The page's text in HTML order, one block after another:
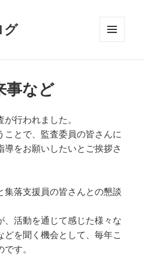
グ
事など
行われました。
ことで、監査委員の皆さんに
をお願いしたいとご挨拶さ
集落支援員の皆さんとの懇談
、活動を通じて感じた様々な
を聞く機会として、毎年こ
す。